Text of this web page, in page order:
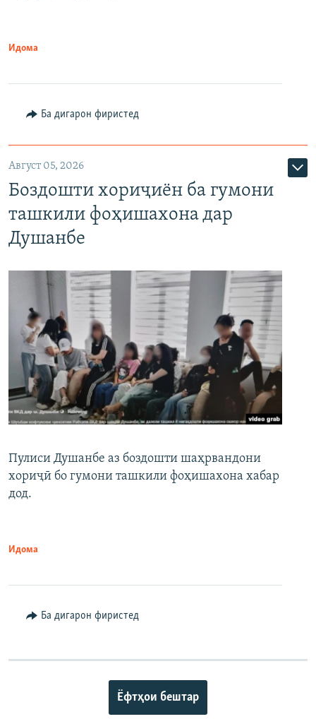
Идома
Ба дигарон фиристед
Август 05, 2026
Боздошти хориҷиён ба гумони
ташкили фоҳишахона дар
Душанбе
Пулиси Душанбе аз боздошти шаҳрвандони
хориҷӣ бо гумони ташкили фоҳишахона хабар
дод.
Идома
Ба дигарон фиристед
Ёфтҳои бештар